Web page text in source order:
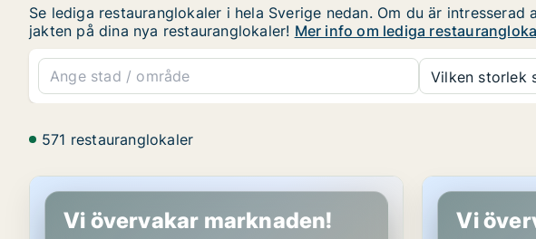
Se lediga restauranglokaler i hela Sverige nedan. Om du är
jakten på dina nya restauranglokaler! Mer info om lediga
Vilken storlek
571 restauranglokaler
Butikslokal i Mölndal
Vi övervakar marknaden!
Butikslokal i
Vi